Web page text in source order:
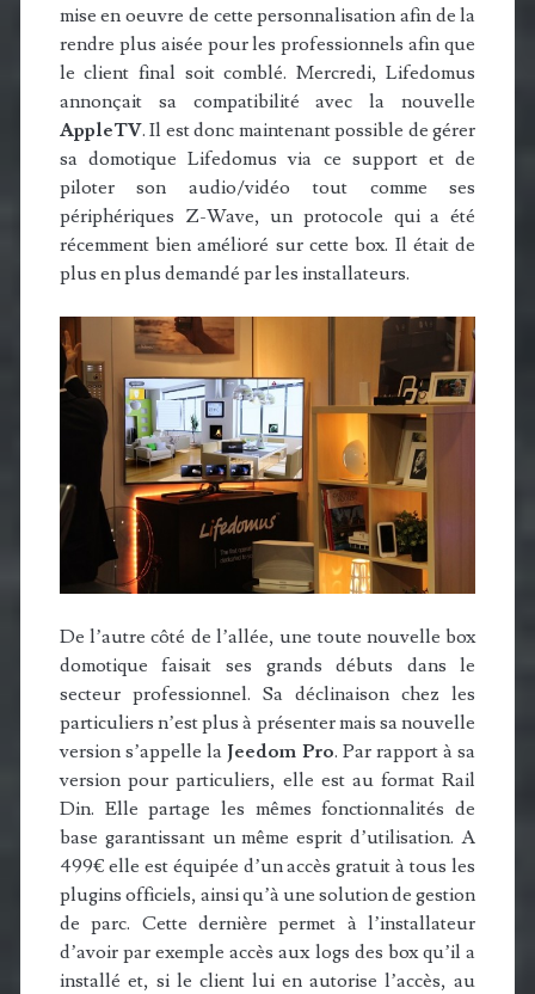
mise en oeuvre de cette personnalisation afin de la
rendre plus aisée pour les professionnels afin que
le client final soit comblé. Mercredi, Lifedomus
annonçait sa compatibilité avec la nouvelle
AppleTV. Il est donc maintenant possible de gérer
sa domotique Lifedomus via ce support et de
piloter son audio/vidéo tout comme ses
périphériques Z-Wave, un protocole qui a été
récemment bien amélioré sur cette box. Il était de
plus en plus demandé par les installateurs.
De l’autre côté de l’allée, une toute nouvelle box
domotique faisait ses grands débuts dans le
secteur professionnel. Sa déclinaison chez les
particuliers n’est plus à présenter mais sa nouvelle
version s’appelle laJeedom Pro. Par rapport à sa
version pour particuliers, elle est au format Rail
Din. Elle partage les mêmes fonctionnalités de
base garantissant un même esprit d’utilisation. A
499€ elle est équipée d’un accès gratuit à tous les
plugins officiels, ainsi qu’à une solution de gestion
de parc. Cette dernière permet à l’installateur
d’avoir par exemple accès aux logs des box qu’il a
installé et, si le client lui en autorise l’accès, au